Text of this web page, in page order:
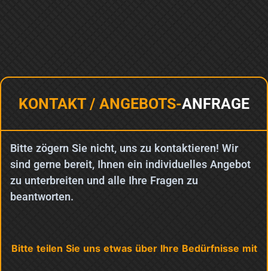
KONTAKT / ANGEBOTS-ANFRAGE
Bitte zögern Sie nicht, uns zu kontaktieren! Wir
sind gerne bereit, Ihnen ein individuelles Angebot
zu unterbreiten und alle Ihre Fragen zu
beantworten.
Bitte teilen Sie uns etwas über Ihre Bedürfnisse mit